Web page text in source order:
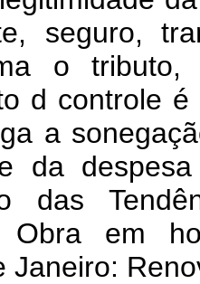
seguro,
o
d controle
a
da
das
Obra em
Janeiro: